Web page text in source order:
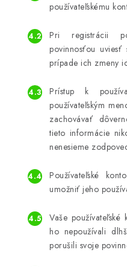
používateľskému
Pri registrácii
povinnosťou
prípade ich zmeny
Prístup k
používateľským
zachovávať
tieto informácie
nenesieme
Používateľské
umožniť jeho
Vaše
ho nepoužívali
porušili svoje